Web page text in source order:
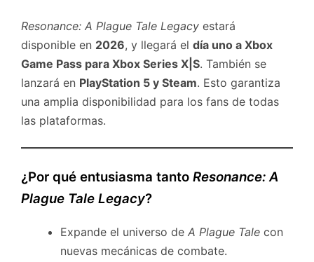
Resonance: A Plague Tale Legacy estará
disponible en 2026, y llegará el día uno a Xbox
Game Pass para Xbox Series X|S. También se
lanzará en PlayStation 5 y Steam. Esto garantiza
una amplia disponibilidad para los fans de todas
las plataformas.
¿Por qué entusiasma tanto Resonance: A
Plague Tale Legacy?
Expande el universo de A Plague Tale con
nuevas mecánicas de combate.